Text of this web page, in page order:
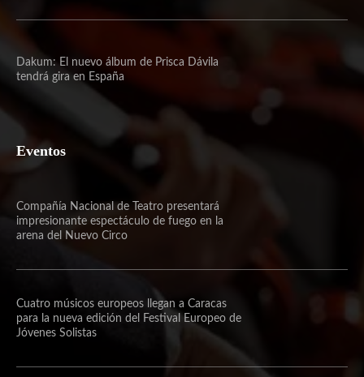
Dakum: El nuevo álbum de Prisca Dávila
tendrá gira en España
Eventos
Compañía Nacional de Teatro presentará
impresionante espectáculo de fuego en la
arena del Nuevo Circo
Cuatro músicos europeos llegan a Caracas
para la nueva edición del Festival Europeo de
Jóvenes Solistas